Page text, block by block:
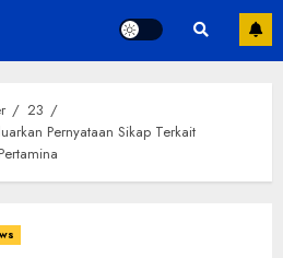
23
Pernyataan Sikap Terkait